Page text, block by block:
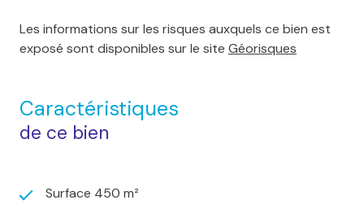
Les informations sur les risques auxquels ce bien est
exposé sont disponibles sur le site Géorisques
Caractéristiques
de ce bien
Surface 450 m²